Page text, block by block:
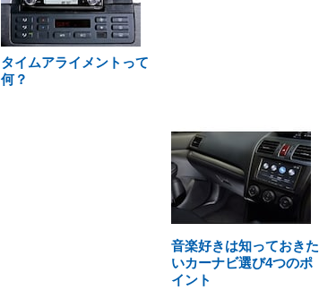
タイムアライメントって
何？
音楽好きは知っておきた
いカーナビ選び4つのポ
イント